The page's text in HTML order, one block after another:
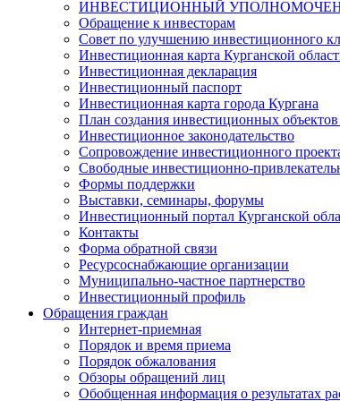
ИНВЕСТИЦИОННЫЙ
Обращение к инвесторам
Совет по улучшению инвестиционного
Инвестиционная карта Курганской
Инвестиционная декларация
Инвестиционный паспорт
Инвестиционная карта города Кургана
План создания инвестиционных
Инвестиционное законодательство
Сопровождение инвестиционного
Свободные инвестиционно-
Формы поддержки
Выставки, семинары, форумы
Инвестиционный портал Курганской
Контакты
Форма обратной связи
Ресурсоснабжающие организации
Муниципально-частное партнерство
Инвестиционный профиль
Обращения граждан
Интернет-приемная
Порядок и время приема
Порядок обжалования
Обзоры обращений лиц
Обобщенная информация о результатах